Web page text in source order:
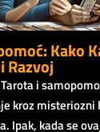
Kako
Razvoj
i
kroz misteriozni
Ipak, kada se